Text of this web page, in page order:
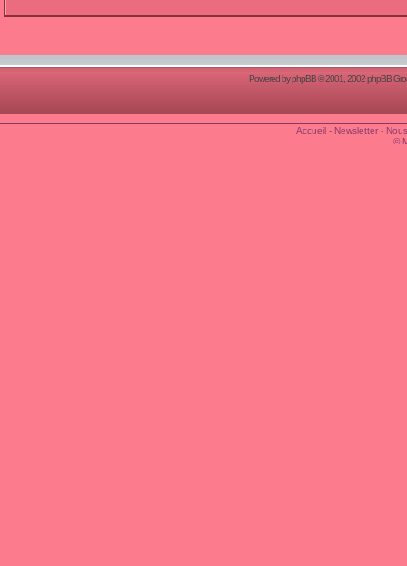
Powered byphpBB© 2001, 2002 phpBB
Accueil- Newsletter-
©